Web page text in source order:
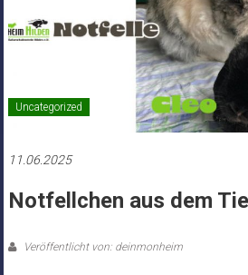
Uncategorized
11.06.2025
Notfellchen aus dem
Veröffentlicht von: deinmonheim